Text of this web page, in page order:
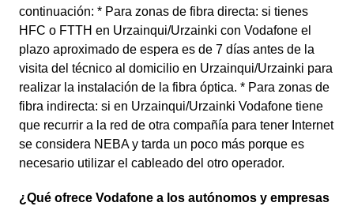
continuación: * Para zonas de fibra directa: si tienes
HFC o FTTH en Urzainqui/Urzainki con Vodafone el
plazo aproximado de espera es de 7 días antes de la
visita del técnico al domicilio en Urzainqui/Urzainki para
realizar la instalación de la fibra óptica. * Para zonas de
fibra indirecta: si en Urzainqui/Urzainki Vodafone tiene
que recurrir a la red de otra compañía para tener Internet
se considera NEBA y tarda un poco más porque es
necesario utilizar el cableado del otro operador.
¿Qué ofrece Vodafone a los autónomos y empresas